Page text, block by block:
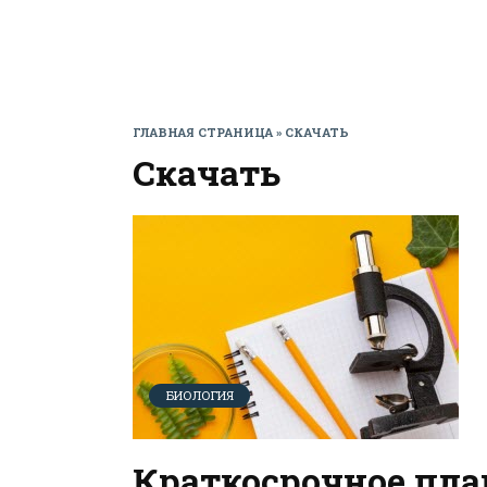
ГЛАВНАЯ СТРАНИЦА» СКАЧАТЬ
Скачать
БИОЛОГИЯ